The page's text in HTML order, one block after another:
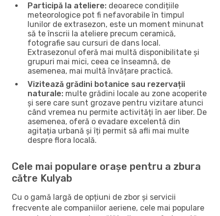
Participă la ateliere: deoarece condițiile
meteorologice pot fi nefavorabile în timpul
lunilor de extrasezon, este un moment minunat
să te înscrii la ateliere precum ceramică,
fotografie sau cursuri de dans local.
Extrasezonul oferă mai multă disponibilitate și
grupuri mai mici, ceea ce înseamnă, de
asemenea, mai multă învățare practică.
Vizitează grădini botanice sau rezervații
naturale: multe grădini locale au zone acoperite
și sere care sunt grozave pentru vizitare atunci
când vremea nu permite activități în aer liber. De
asemenea, oferă o evadare excelentă din
agitația urbană și îți permit să afli mai multe
despre flora locală.
Cele mai populare orașe pentru a zbura
către Kulyab
Cu o gamă largă de opțiuni de zbor și servicii
frecvente ale companiilor aeriene, cele mai populare